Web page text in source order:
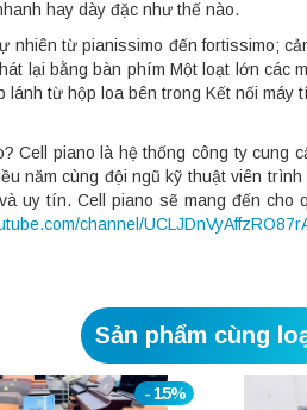
hay dày đặc như thế nào.
nhiên từ pianissimo đến fortissimo;
lại bằng bàn phím Một loạt lớn các
từ hộp loa bên trong Kết nối
Cell piano là hệ thống công ty
năm cùng đội ngũ kỹ thuật viên
uy tín. Cell piano sẽ mang đến cho
channel/
Sản phẩm cùng
- 15%